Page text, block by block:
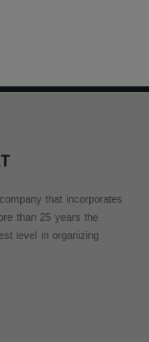
that incorporates
than 25 years the
level in organizing